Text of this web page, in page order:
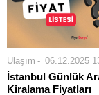
Ulaşım 06.12.2025
İstanbul Günlük
Kiralama Fiyatları